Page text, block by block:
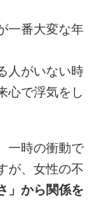
一番大変な年
人がいない時
心で浮気をし
一時の衝動で
が、女性の不
」から関係を